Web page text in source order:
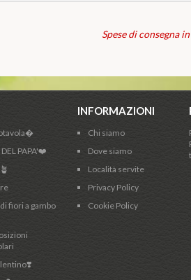
Spese di consegna
DEL PAPA'❤️
fiori a gambo
INFORMAZIONI
Chi siamo
Dove siamo
Località servite
Privacy Policy
Cookie Policy